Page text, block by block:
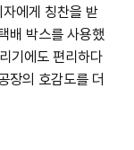
에게 칭찬을 받
배 박스를 사용했
기에도 편리하다
장의 호감도를 더